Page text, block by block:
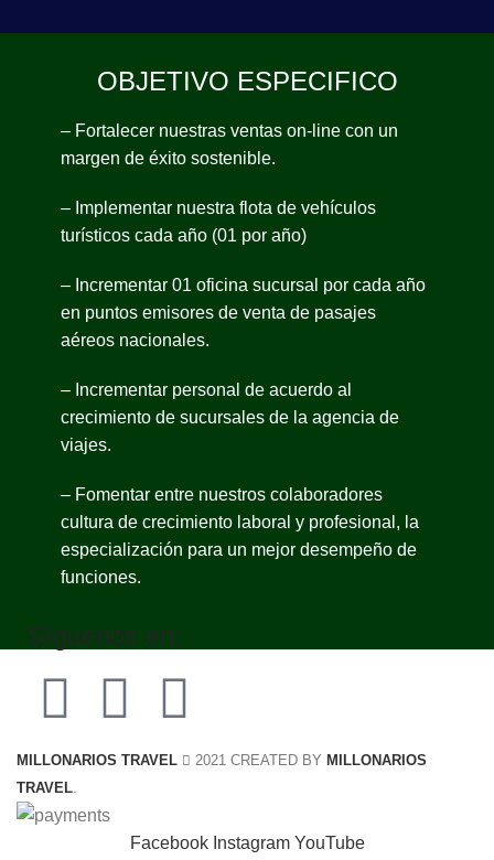
OBJETIVO ESPECIFICO
– Fortalecer nuestras ventas on-line con un
margen de éxito sostenible.
– Implementar nuestra flota de vehículos
turísticos cada año (01 por año)
– Incrementar 01 oficina sucursal por cada año
en puntos emisores de venta de pasajes
aéreos nacionales.
– Incrementar personal de acuerdo al
crecimiento de sucursales de la agencia de
viajes.
– Fomentar entre nuestros colaboradores
cultura de crecimiento laboral y profesional, la
especialización para un mejor desempeño de
funciones.
Síguenos en:
MILLONARIOS TRAVEL 2021 CREATED BY MILLONARIOS
TRAVEL
Facebook Instagram YouTube